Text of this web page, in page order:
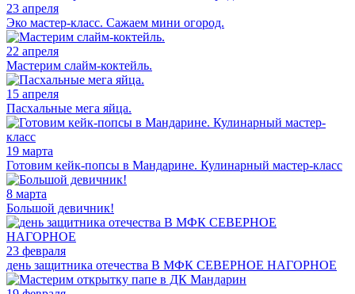
23 апреля
Эко мастер-класс. Сажаем мини огород.
22 апреля
Мастерим слайм-коктейль.
15 апреля
Пасхальные мега яйца.
19 марта
Готовим кейк-попсы в Мандарине. Кулинарный мастер-класс
8 марта
Большой девичник!
23 февраля
день защитника отечества В МФК СЕВЕРНОЕ НАГОРНОЕ